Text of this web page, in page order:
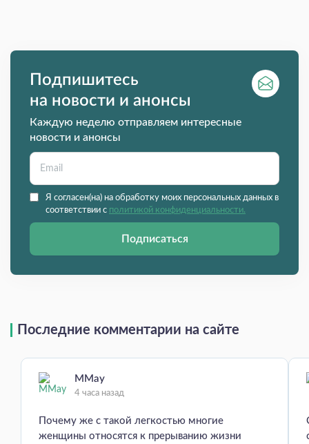
Подпишитесь
на новости и анонсы
Каждую неделю отправляем интересные
новости и анонсы
Я согласен(на) на обработку моих персональных данных в
соответствии с политикой конфиденциальности.
Подписаться
Последние комментарии на сайте
MMay
4 часа назад
Почему же с такой легкостью многие
женщины относятся к прерыванию жизни